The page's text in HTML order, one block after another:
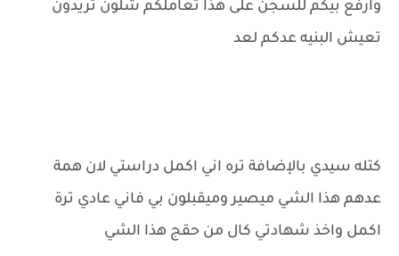
وارفع بيكم للسجن على هذا تعاملكم شلون تريدون
تعيش البنيه عدكم لعد
كتله سيدي بالإضافة تره اني اكمل دراستي لان همة
عدهم هذا الشي ميصير وميقبلون بي فاني عادي ترة
اكمل واخذ شهادتي كال من حقج هذا الشي